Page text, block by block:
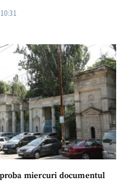
miercuri documentul